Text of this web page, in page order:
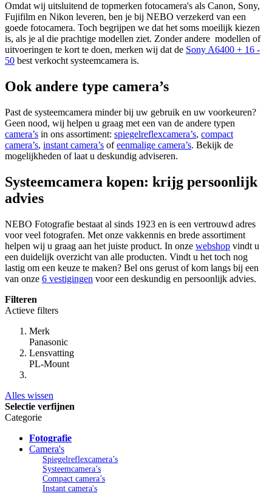
Omdat wij uitsluitend de topmerken fotocamera's als Canon, Sony,
Fujifilm en Nikon leveren, ben je bij NEBO verzekerd van een
goede fotocamera. Toch begrijpen we dat het soms moeilijk kiezen
is, als je al die prachtige modellen ziet. Zonder andere modellen of
uitvoeringen te kort te doen, merken wij dat de Sony A6400 + 16 -
50 best verkocht systeemcamera is.
Ook andere type camera’s
Past de systeemcamera minder bij uw gebruik en uw voorkeuren?
Geen nood, wij helpen u graag met een van de andere typen
camera’s in ons assortiment: spiegelreflexcamera’s, compact
camera’s, instant camera’s ofeenmalige camera’s. Bekijk de
mogelijkheden of laat u deskundig adviseren.
Systeemcamera kopen: krijg persoonlijk
advies
NEBO Fotografie bestaat al sinds 1923 en is een vertrouwd adres
voor veel fotografen. Met onze vakkennis en brede assortiment
helpen wij u graag aan het juiste product. In onze webshop vindt u
een duidelijk overzicht van alle producten. Vindt u het toch nog
lastig om een keuze te maken? Bel ons gerust of kom langs bij een
van onze 6 vestigingen voor een deskundig en persoonlijk advies.
Filteren
Actieve filters
Merk
Panasonic
Lensvatting
PL-Mount
Alles wissen
Selectie verfijnen
Categorie
Fotografie
Camera's
Spiegelreflexcamera’s
Systeemcamera’s
Compact camera’s
Instant camera's